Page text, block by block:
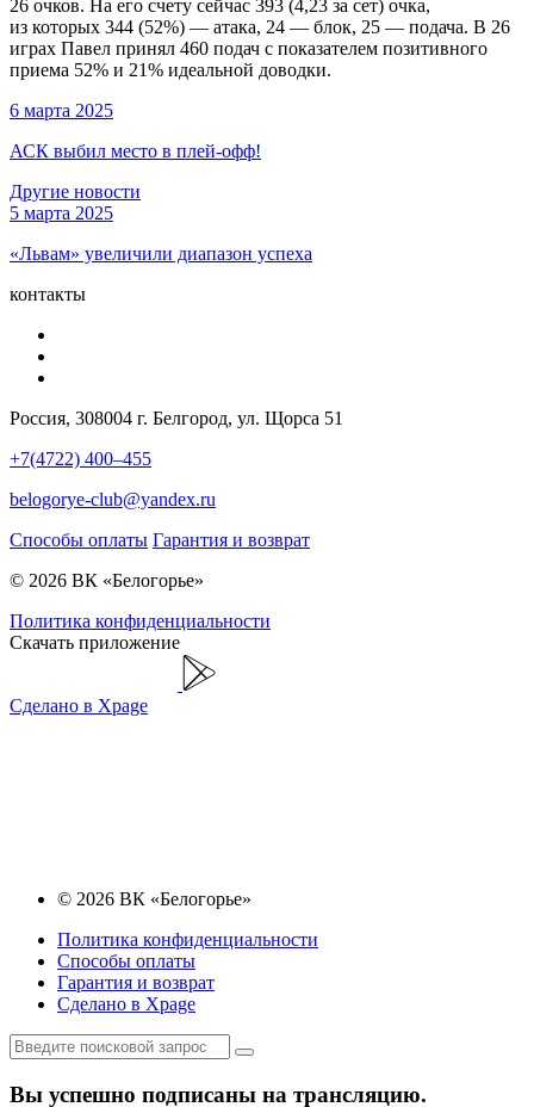
26 очков. На его счету сейчас 393 (4,23 за сет) очка,
из которых 344 (52%) — атака, 24 — блок, 25 — подача. В 26
играх Павел принял 460 подач с показателем позитивного
приема 52% и 21% идеальной доводки.
6 марта 2025
АСК выбил место в плей-офф!
Другие новости
5 марта 2025
«Львам» увеличили диапазон успеха
контакты
Россия, 308004 г. Белгород, ул. Щорса 51
+7(4722) 400–455
belogorye-club@yandex.ru
Способы оплаты Гарантия и возврат
© 2026 ВК «Белогорье»
Политика конфиденциальности
Скачать приложение
Сделано в Xpage
© 2026 ВК «Белогорье»
Политика конфиденциальности
Способы оплаты
Гарантия и возврат
Сделано в Xpage
Вы успешно подписаны на трансляцию.